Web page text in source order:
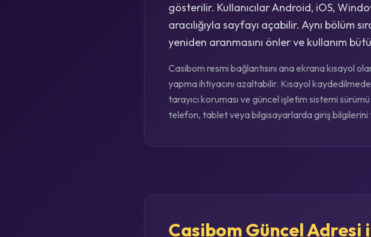
gösterilir. Kullanıcılar Android, iOS,
aracılığıyla sayfayı açabilir. Aynı bölüm
yeniden aranmasını önler ve kullanım
Casibom resmi bağlantısını ana ekrana kısayol
yapma ihtiyacını azaltabilir. Kısayol
tarayıcı koruması ve güncel işletim sistemi
telefon, tablet veya bilgisayarlarda giriş
Casibom Güncel Adresi